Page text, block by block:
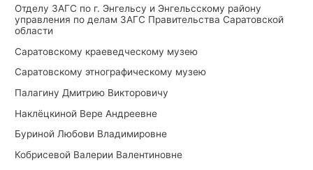
Отделу ЗАГС по г. Энгельсу и Энгельсскому району
управления по делам ЗАГС Правительства Саратовской
области
Саратовскому краеведческому музею
Саратовскому этнографическому музею
Палагину Дмитрию Викторовичу
Наклёцкиной Вере Андреевне
Буриной Любови Владимировне
Кобрисевой Валерии Валентиновне